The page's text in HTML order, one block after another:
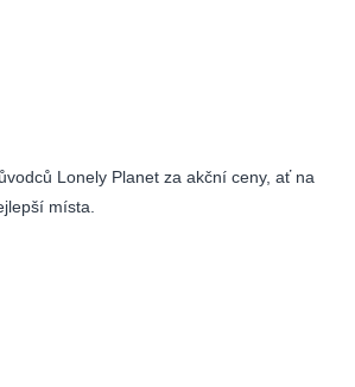
Lonely Planet za akční ceny, ať na
místa.